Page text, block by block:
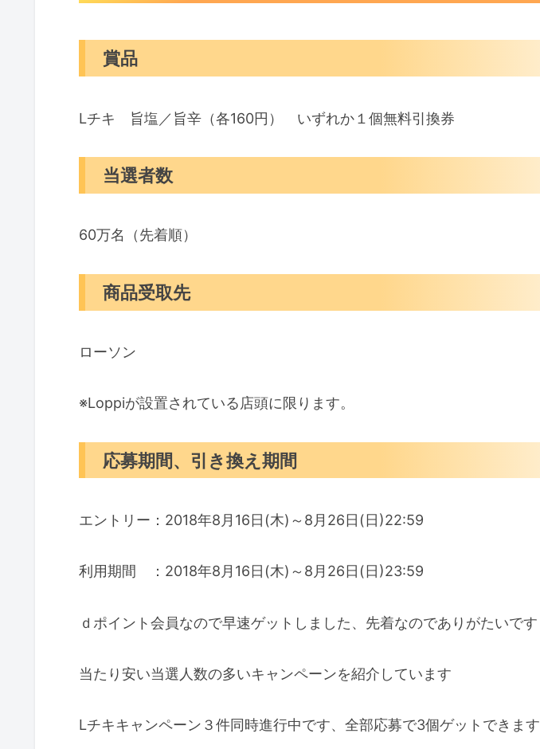
賞品
Lチキ 旨塩／旨辛（各160円） いずれか１個無料引換券
当選者数
60万名（先着順）
商品受取先
ローソン
※Loppiが設置されている店頭に限ります。
応募期間、引き換え期間
エントリー：2018年8月16日(木)～8月26日(日)22:59
利用期間 ：2018年8月16日(木)～8月26日(日)23:59
ｄポイント会員なので早速ゲットしました、先着なのでありがたいです
当たり安い当選人数の多いキャンペーンを紹介しています
Lチキキャンペーン３件同時進行中です、全部応募で3個ゲットできます